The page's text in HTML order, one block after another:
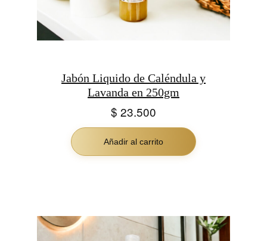
Jabón Liquido de Caléndula y
Lavanda en 250gm
$ 23.500
Añadir al carrito